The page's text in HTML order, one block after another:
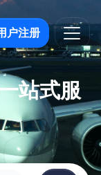
户注册
站式服